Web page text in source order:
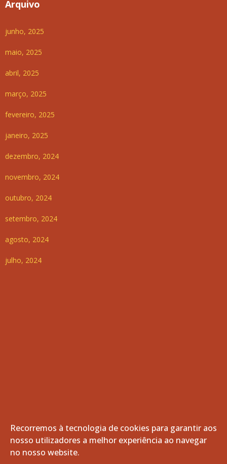
Arquivo
junho, 2025
maio, 2025
abril, 2025
março, 2025
fevereiro, 2025
janeiro, 2025
dezembro, 2024
novembro, 2024
outubro, 2024
setembro, 2024
agosto, 2024
julho, 2024
© 2026 Freguesia de Vila de Frades. Todos os direitos
reservados.
Recorremos à tecnologia de cookies para garantir aos
nosso utilizadores a melhor experiência ao navegar
no nosso website.